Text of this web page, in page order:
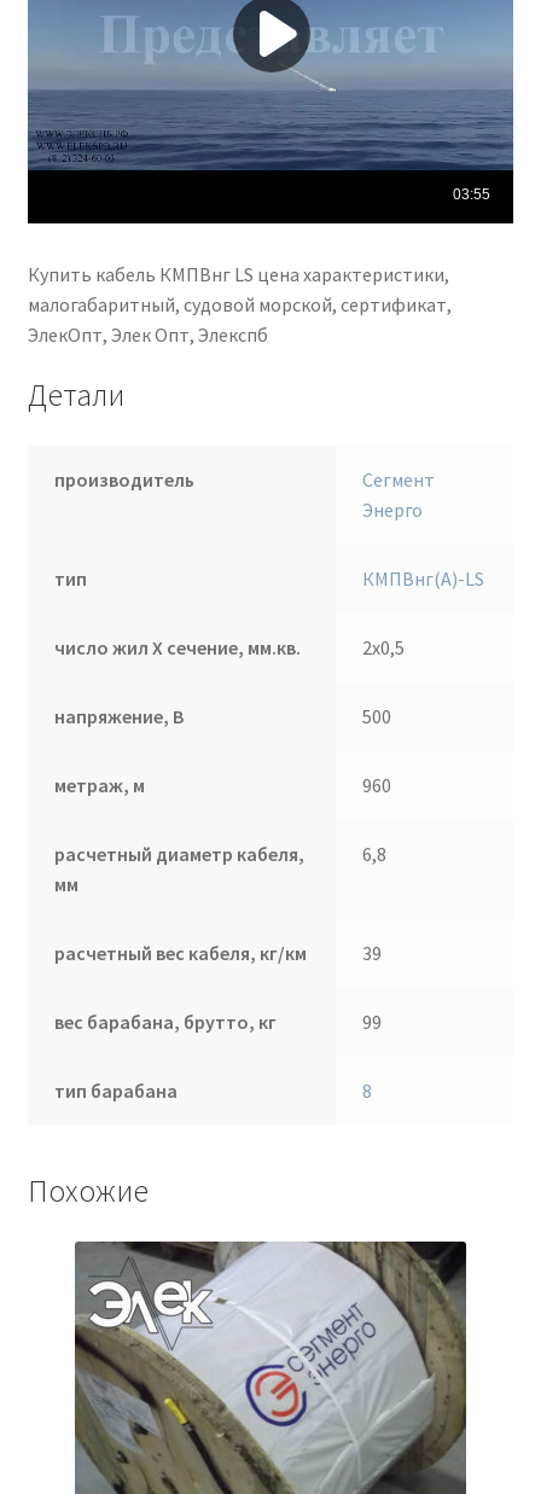
Купить кабель КМПВнг LS цена характеристики,
малогабаритный, судовой морской, сертификат,
ЭлекОпт, Элек Опт, Элекспб
Детали
производитель
Сегмент
Энерго
тип КМПВнг(А)-LS
число жил Х сечение, мм.кв. 2х0,5
напряжение, В 500
метраж, м 960
расчетный диаметр кабеля,
мм
6,8
расчетный вес кабеля, кг/км 39
вес барабана, брутто, кг 99
тип барабана 8
Похожие